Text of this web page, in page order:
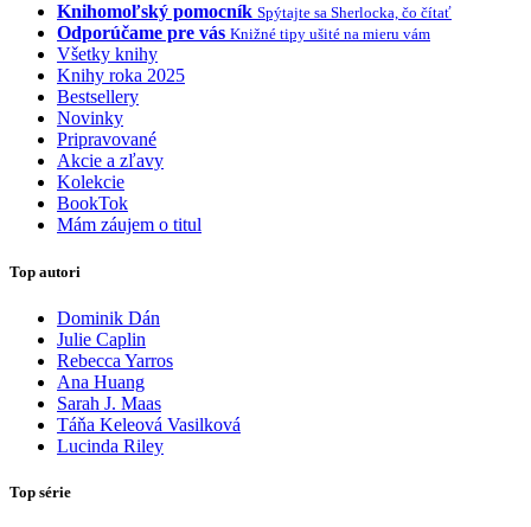
Knihomoľský pomocník Spýtajte sa Sherlocka, čo čítať
Odporúčame pre vás Knižné tipy ušité na mieru vám
Všetky knihy
Knihy roka 2025
Bestsellery
Novinky
Pripravované
Akcie a zľavy
Kolekcie
BookTok
Mám záujem o titul
Top autori
Dominik Dán
Julie Caplin
Rebecca Yarros
Ana Huang
Sarah J. Maas
Táňa Keleová Vasilková
Lucinda Riley
Top série